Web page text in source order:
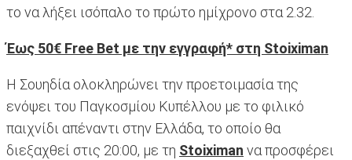
το να λήξει ισόπαλο το πρώτο ημίχρονο στα 2.32.
Έως 50€ Free Bet με την εγγραφή* στη Stoiximan
Η Σουηδία ολοκληρώνει την προετοιμασία της
ενόψει του Παγκοσμίου Κυπέλλου με το φιλικό
παιχνίδι απέναντι στην Ελλάδα, το οποίο θα
διεξαχθεί στις 20:00, με τη Stoiximan να προσφέρει